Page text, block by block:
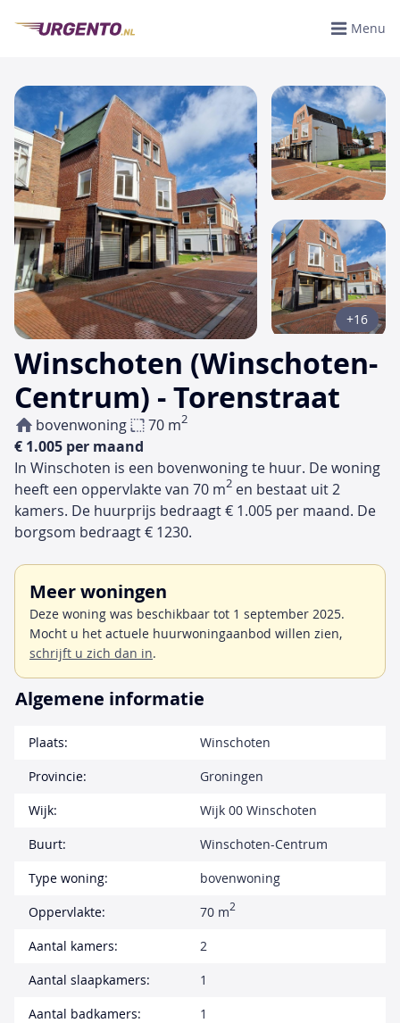
Menu
Winschoten (Winschoten-
Centrum) - Torenstraat
bovenwoning 70 m2
€ 1.005 per maand
+16
In Winschoten is een bovenwoning te huur. De woning
heeft een oppervlakte van 70 m2 en bestaat uit 2
kamers. De huurprijs bedraagt € 1.005 per maand. De
borgsom bedraagt € 1230.
Meer woningen
Deze woning was beschikbaar tot 1 september 2025.
Mocht u het actuele huurwoningaanbod willen zien,
schrijft u zich dan in.
Algemene informatie
Plaats:
Winschoten
Provincie:
Groningen
Wijk:
Wijk 00 Winschoten
Buurt:
Winschoten-Centrum
Type woning:
bovenwoning
Oppervlakte:
70 m2
Aantal kamers:
2
Aantal slaapkamers:
1
Aantal badkamers:
1